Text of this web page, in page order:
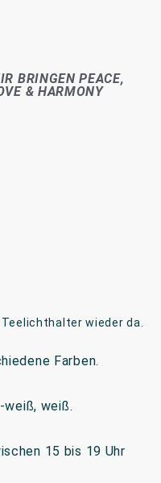
BRINGEN PEACE,
& HARMONY
wieder da.
Farben.
weiß.
15 bis 19 Uhr